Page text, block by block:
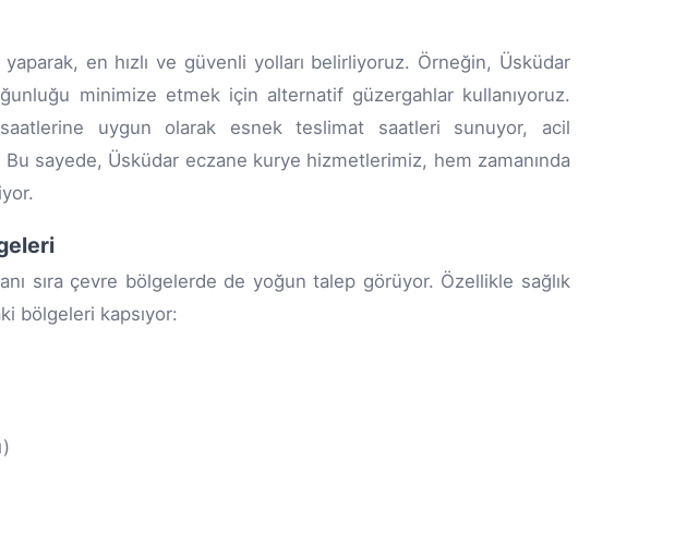
en hızlı ve güvenli yolları belirliyoruz. Örneğin, Üsküdar
minimize etmek için alternatif güzergahlar kullanıyoruz.
saatlerine uygun olarak esnek teslimat saatleri sunuyor, acil
Bu sayede, Üsküdar eczane kurye hizmetlerimiz, hem zamanında
sıra çevre bölgelerde de yoğun talep görüyor. Özellikle sağlık
bölgeleri kapsıyor: